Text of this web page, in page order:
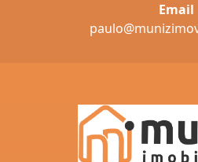
Email